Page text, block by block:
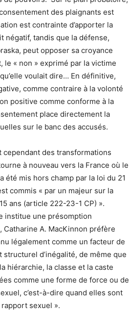
des plaignants est
est contrainte d’apporter la
négatif, tandis que la défense,
peut opposer sa croyance
le « non » exprimé par la victime
voulait dire… En définitive,
comme contraire à la volonté
positive comme conforme à la
place directement la
sur le banc des accusés.
des transformations
à nouveau vers la France où le
été mis hors champ par la loi du 21
commis « par un majeur sur la
ans (article 222-23-1 CP) ».
institue une présomption
A. MacKinnon préfère
légalement comme un facteur de
d’inégalité, de même que
hiérarchie, la classe et la caste
comme une forme de force ou de
c’est-à-dire quand elles sont
sexuel ».